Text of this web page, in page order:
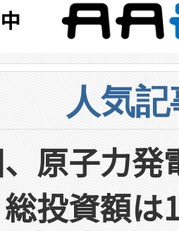
人気
原子力
投資額は